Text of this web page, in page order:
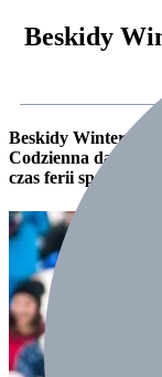
Beskidy
Beskidy Winter
Codzienna dawka
czas ferii spędzić